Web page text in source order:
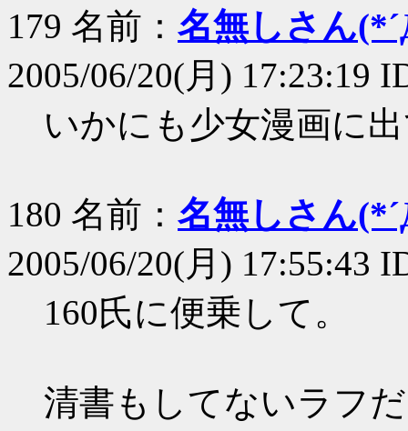
179 名前： 名無しさん
2005/06/20(月) 17:23:19
いかにも少女漫画に
180 名前： 名無しさん
2005/06/20(月) 17:55:43
160氏に便乗して。
清書もしてないラフ